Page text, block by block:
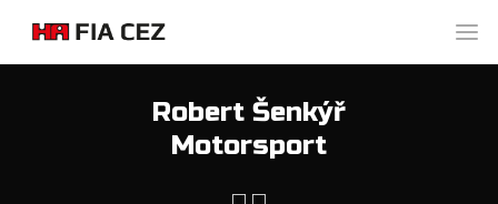
Robert Šenkýř
Motorsport